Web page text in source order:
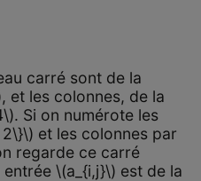
carré sont de la
et les colonnes, de la
Si on numérote les
et les colonnes par
regarde ce carré
\(a_{i,j}\) est de la